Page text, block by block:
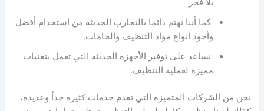
بلا فخر
كما أننا نهتم دائما بالتجارب الحديثة من استخدام أفضل
وأجود أنواع مواد التنظيف والخامات.
نساعد على توفير الأجهزة الحديثة التي تعمل بتقنيات
مميزة لعملية التنظيف.
نحن من الشركات المتميزة التي تقدم خدمات كثيرة جداُ وعديدة،